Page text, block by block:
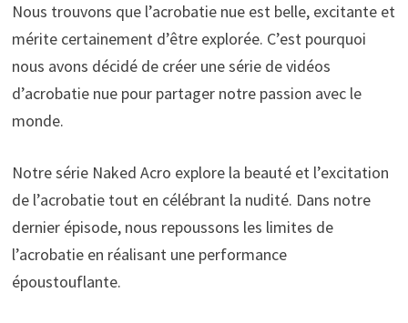
Nous trouvons que l’acrobatie nue est belle, excitante et
mérite certainement d’être explorée. C’est pourquoi
nous avons décidé de créer une série de vidéos
d’acrobatie nue pour partager notre passion avec le
monde.
Notre série Naked Acro explore la beauté et l’excitation
de l’acrobatie tout en célébrant la nudité. Dans notre
dernier épisode, nous repoussons les limites de
l’acrobatie en réalisant une performance
époustouflante.